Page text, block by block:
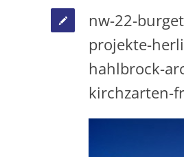
nw-22-
projekte-
hahlbrock-
kirchzarten-